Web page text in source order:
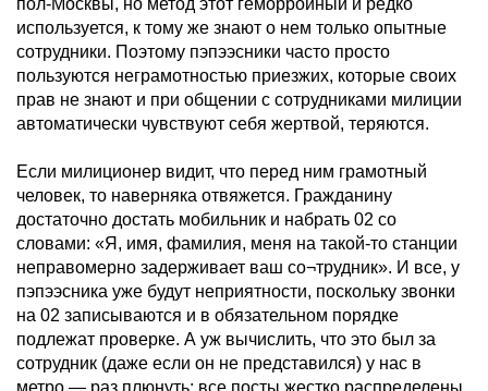
пол-Москвы, но метод этот геморройный и редко
используется, к тому же знают о нем только опытные
сотрудники. Поэтому пэпээсники часто просто
пользуются неграмотностью приезжих, которые своих
прав не знают и при общении с сотрудниками милиции
автоматически чувствуют себя жертвой, теряются.
Если милиционер видит, что перед ним грамотный
человек, то наверняка отвяжется. Гражданину
достаточно достать мобильник и набрать 02 со
словами: «Я, имя, фамилия, меня на такой-то станции
неправомерно задерживает ваш со¬трудник». И все, у
пэпээсника уже будут неприятности, поскольку звонки
на 02 записываются и в обязательном порядке
подлежат проверке. А уж вычислить, что это был за
сотрудник (даже если он не представился) у нас в
метро — раз плюнуть: все посты жестко распределены